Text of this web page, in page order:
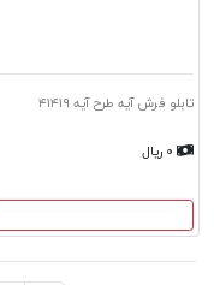
تابلو فرش آیه طرح آیه ۴۱۴۱۹